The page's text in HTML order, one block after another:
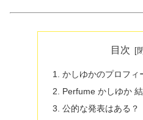
目次
かしゆかのプロフィ
Perfume かしゆか
公的な発表はある？